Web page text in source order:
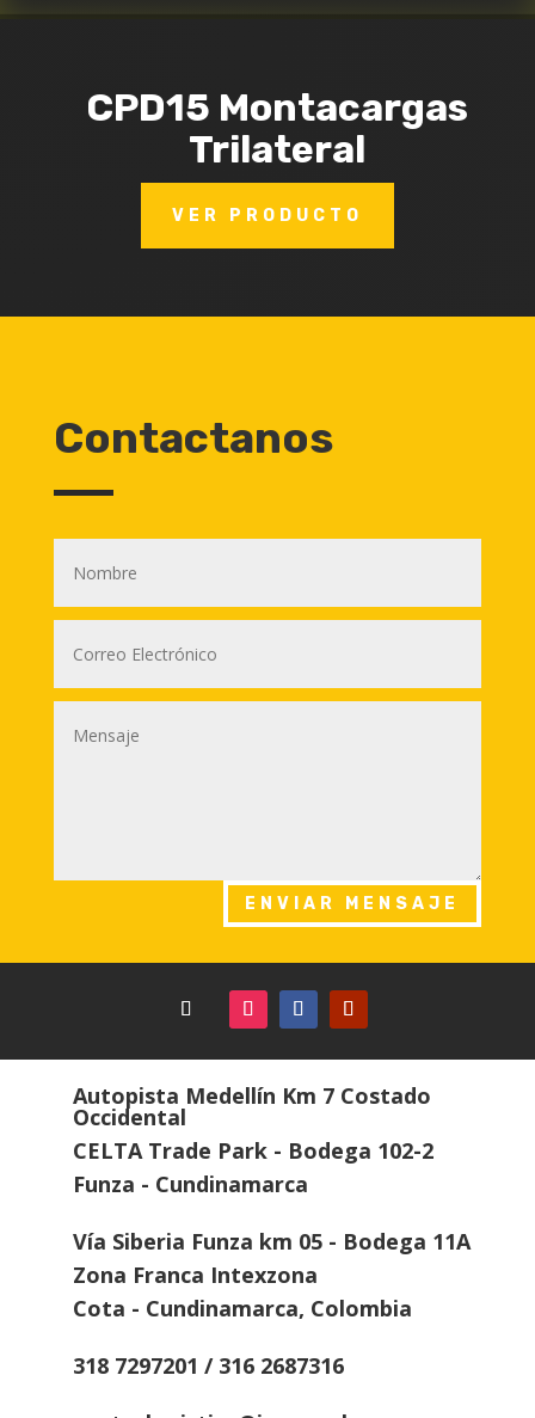
CPD15 Montacargas
Trilateral
VER PRODUCTO
Contactanos
ENVIAR MENSAJE
Autopista Medellín Km 7 Costado
Occidental
CELTA Trade Park - Bodega 102-2
Funza - Cundinamarca
Vía Siberia Funza km 05 - Bodega 11A
Zona Franca Intexzona
Cota - Cundinamarca, Colombia
318 7297201 / 316 2687316